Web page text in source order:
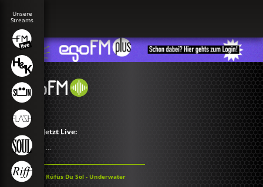
Jetzt Live:
...
Rüfüs Du Sol - Underwater